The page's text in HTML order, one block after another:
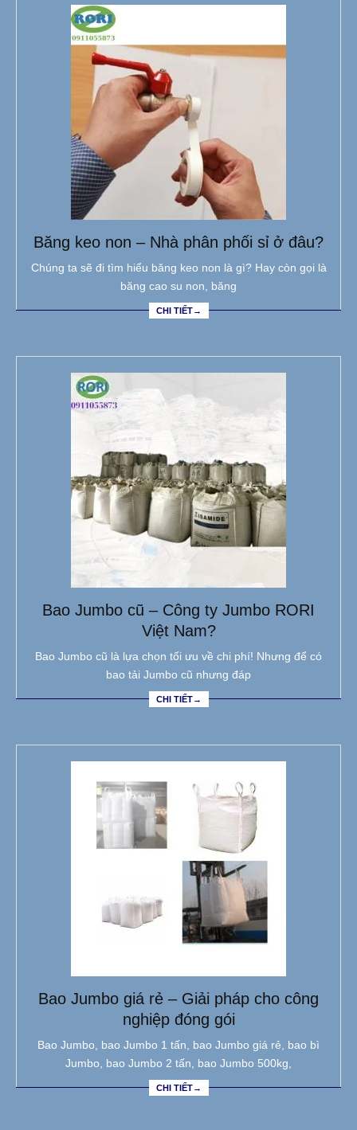
Băng keo non – Nhà phân phối sỉ ở đâu?
Chúng ta sẽ đi tìm hiểu băng keo non là gì? Hay còn gọi là
băng cao su non, băng
CHI TIẾT→
Bao Jumbo cũ – Công ty Jumbo RORI
Việt Nam?
Bao Jumbo cũ là lựa chọn tối ưu về chi phí! Nhưng để có
bao tải Jumbo cũ nhưng đáp
CHI TIẾT→
Bao Jumbo giá rẻ – Giải pháp cho công
nghiệp đóng gói
Bao Jumbo, bao Jumbo 1 tấn, bao Jumbo giá rẻ, bao bì
Jumbo, bao Jumbo 2 tấn, bao Jumbo 500kg,
CHI TIẾT→